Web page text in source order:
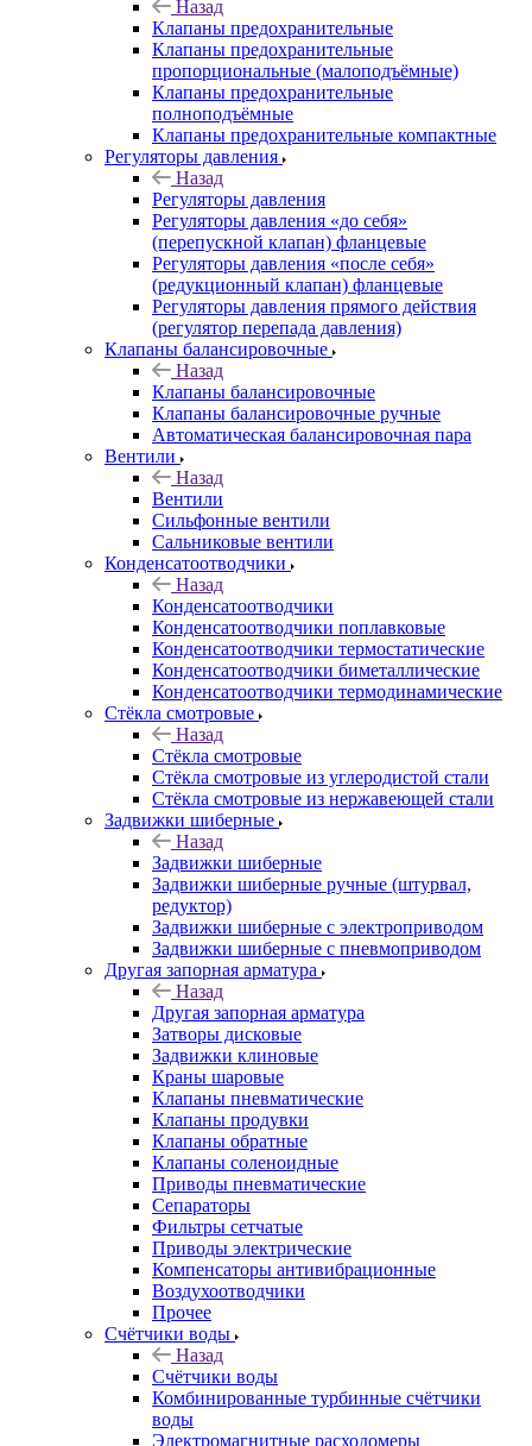
Назад
Клапаны предохранительные
Клапаны предохранительные
пропорциональные (малоподъёмные)
Клапаны предохранительные
полноподъёмные
Клапаны предохранительные компактные
Регуляторы давления
Назад
Регуляторы давления
Регуляторы давления «до себя»
(перепускной клапан) фланцевые
Регуляторы давления «после себя»
(редукционный клапан) фланцевые
Регуляторы давления прямого действия
(регулятор перепада давления)
Клапаны балансировочные
Назад
Клапаны балансировочные
Клапаны балансировочные ручные
Автоматическая балансировочная пара
Вентили
Назад
Вентили
Сильфонные вентили
Сальниковые вентили
Конденсатоотводчики
Назад
Конденсатоотводчики
Конденсатоотводчики поплавковые
Конденсатоотводчики термостатические
Конденсатоотводчики биметаллические
Конденсатоотводчики термодинамические
Стёкла смотровые
Назад
Стёкла смотровые
Стёкла смотровые из углеродистой стали
Стёкла смотровые из нержавеющей стали
Задвижки шиберные
Назад
Задвижки шиберные
Задвижки шиберные ручные (штурвал,
редуктор)
Задвижки шиберные с электроприводом
Задвижки шиберные с пневмоприводом
Другая запорная арматура
Назад
Другая запорная арматура
Затворы дисковые
Задвижки клиновые
Краны шаровые
Клапаны пневматические
Клапаны продувки
Клапаны обратные
Клапаны соленоидные
Приводы пневматические
Сепараторы
Фильтры сетчатые
Приводы электрические
Компенсаторы антивибрационные
Воздухоотводчики
Прочее
Счётчики воды
Назад
Счётчики воды
Комбинированные турбинные счётчики
воды
Электромагнитные расходомеры